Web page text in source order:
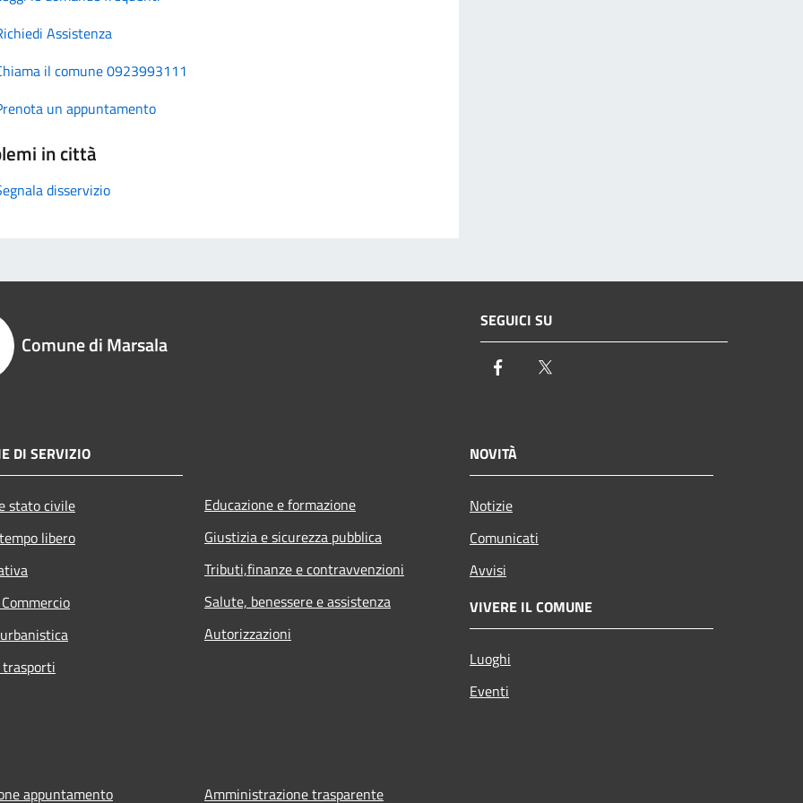
Assistenza
il comune 0923993111
un appuntamento
in città
disservizio
Comune di Marsala
SEGUICI SU
Facebook
DI SERVIZIO
stato civile
libero
Educazione e formazione
Giustizia e sicurezza pubblica
Tributi,finanze e contravvenzioni
Salute, benessere e assistenza
Autorizzazioni
NOVITÀ
Notizie
Comunicati
Avvisi
VIVERE IL COMUNE
Luoghi
Eventi
appuntamento Amministrazione trasparente